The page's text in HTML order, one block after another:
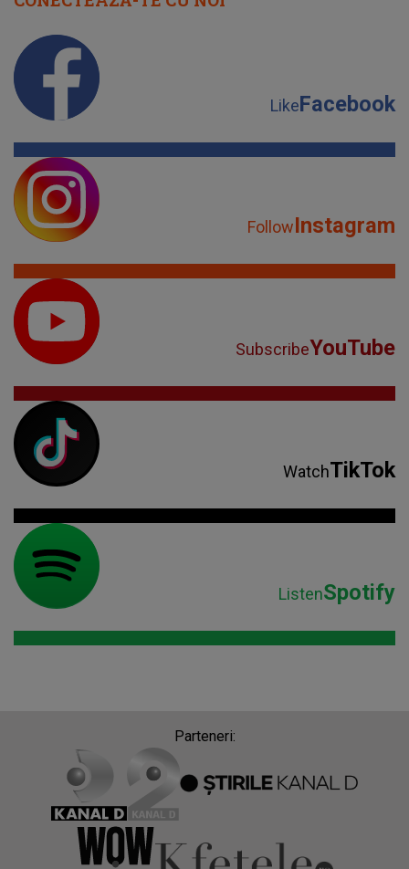
LikeFacebook
FollowInstagram
SubscribeYouTube
WatchTikTok
ListenSpotify
Parteneri: